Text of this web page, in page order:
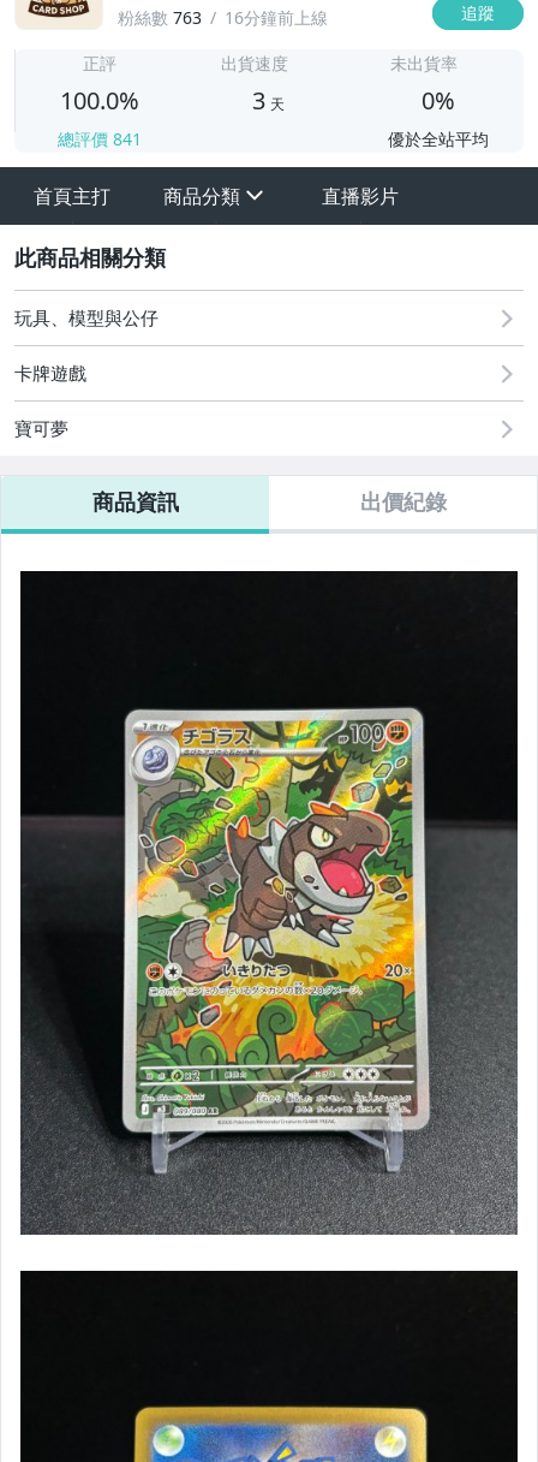
粉絲數 763 16分鐘前上線 追蹤
正評
100.0%
總評價 841
出貨速度
3 天
未出貨率
0%
優於全站平均
首頁主打 商品分類
需要寄售點這👋
8/9（日）結標
NBA球員卡 25-26 RC簽名 直購特惠區
NBA球員卡 24-25 RC簽名 直購特惠區
直播影片
玩具、模型與公仔
卡牌遊戲
寶可夢
商品資訊 出價紀錄